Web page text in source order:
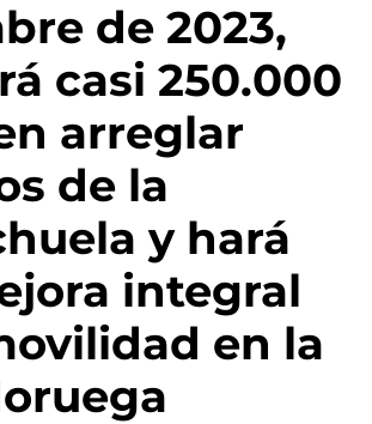
de 2023,
casi 250.000
arreglar
de la
y hará
integral
en la